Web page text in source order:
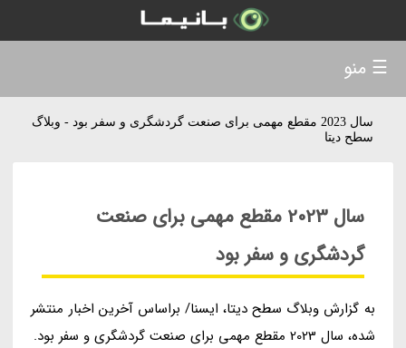
سال 2023 مقطع مهمی برای صنعت گردشگری و سفر بود - وبلاگ
سطح دیتا
سال 2023 مقطع مهمی برای صنعت
گردشگری و سفر بود
به گزارش وبلاگ سطح دیتا، ایسنا/ براساس آخرین اخبار منتشر
شده، سال 2023 مقطع مهمی برای صنعت گردشگری و سفر بود.
☰ منو